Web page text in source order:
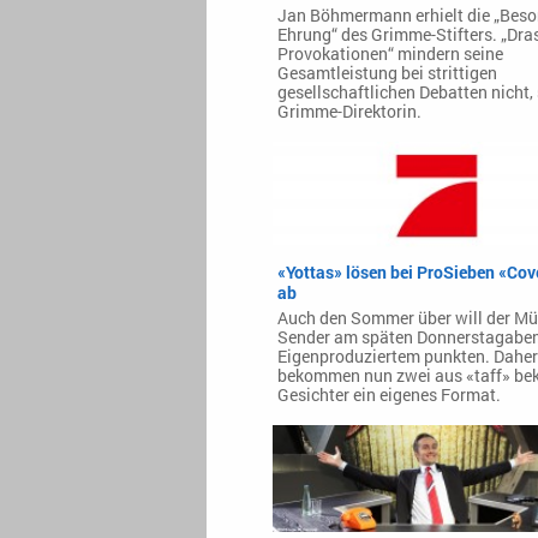
Jan Böhmermann erhielt die
Ehrung“ des Grimme-Stifters.
Provokationen“ mindern seine
Gesamtleistung bei strittigen
gesellschaftlichen Debatten nicht,
Grimme-Direktorin.
«Yottas» lösen bei ProSieben
ab
Auch den Sommer über will der
Sender am späten
Eigenproduziertem punkten. Daher
bekommen nun zwei aus «taff»
Gesichter ein eigenes Format.